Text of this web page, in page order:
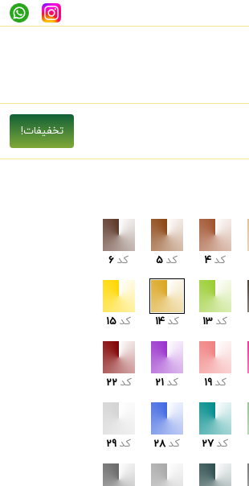
کد 4 کد 5 کد 6
کد 13 کد 14 کد 15
کد 19 کد 21 کد 22
کد 27 کد 28 کد 29